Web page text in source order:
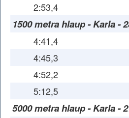
2:53,4
1500 metra hlaup - Karla -
4:41,4
4:45,3
4:52,2
5:12,5
5000 metra hlaup - Karla -